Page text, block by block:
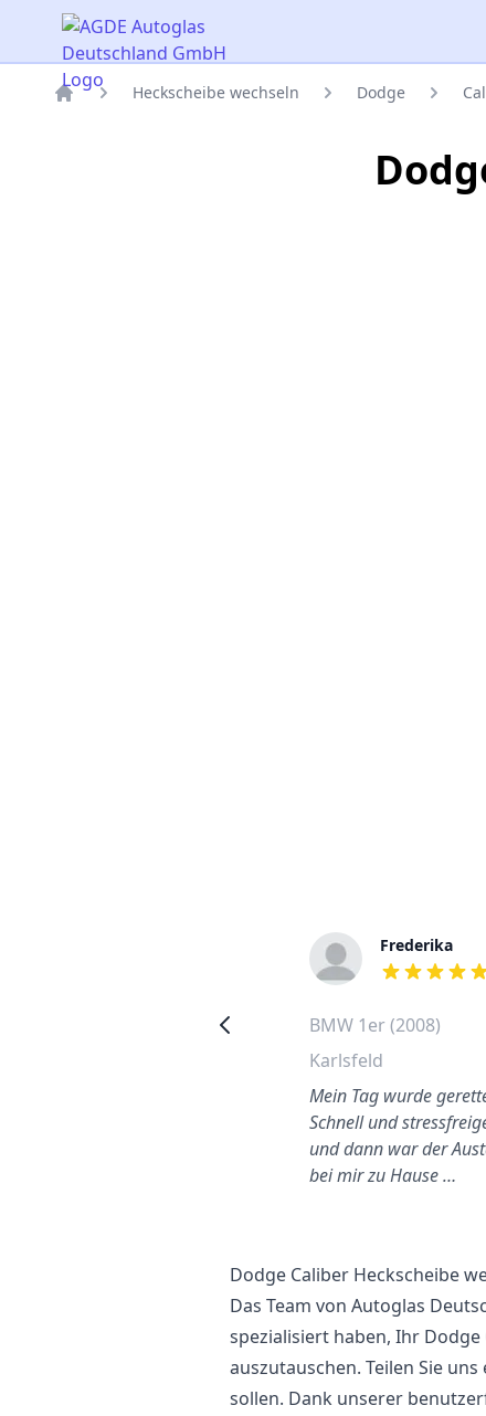
AGDE Autoglas Deutschland GmbH
Heckscheibe wechseln Dodge
Frederika
out of 5 stars
BMW 1er (2008)
Karlsfeld
Mein Tag wurde
Schnell und
und dann war der
bei mir zu Hause …
Dodge Caliber Heckscheibe
Das Team von Autoglas
spezialisiert haben, Ihr
auszutauschen. Teilen Sie
sollen. Dank unserer